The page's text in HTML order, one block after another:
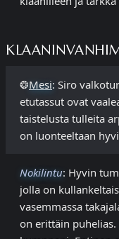
❂Mesi: Siro
etutassut ovat
taistelusta tulleita
on luonteeltaan
Nokilintu: Hyvin
jolla on
vasemmassa
on erittäin puhelias.